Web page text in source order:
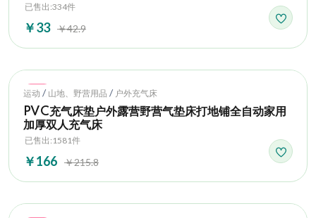
已售出:334件
￥33 ￥42.9
Hot
运动 / 山地、野营用品 / 户外充气床
PVC充气床垫户外露营野营气垫床打地铺全自动家用
加厚双人充气床
已售出:1581件
￥166 ￥215.8